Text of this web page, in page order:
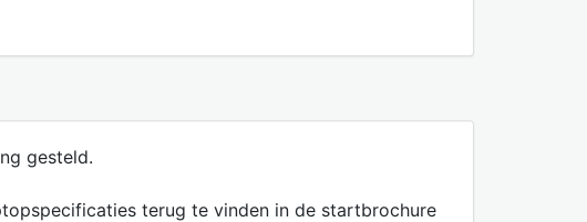
gesteld.
terug te vinden in de startbrochure